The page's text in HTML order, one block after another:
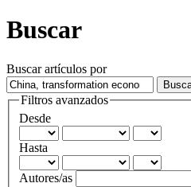
Buscar
Buscar artículos por
Filtros avanzados
Desde
Hasta
Autores/as